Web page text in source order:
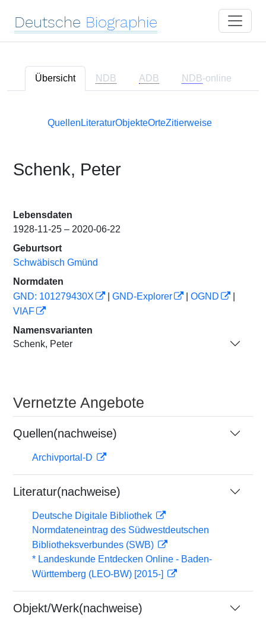
Deutsche Biographie
Übersicht NDB ADB NDB-online
Quellen LiteraturObjekteOrteZitierweise
Schenk, Peter
Lebensdaten
1928-11-25 – 2020-06-22
Geburtsort
Schwäbisch Gmünd
Normdaten
GND: 101279430X
GND-Explorer OGND
VIAF
Namensvarianten
Schenk, Peter
Vernetzte Angebote
Quellen(nachweise)
Archivportal-D
Literatur(nachweise)
Deutsche Digitale Bibliothek
Normdateneintrag des Südwestdeutschen
Bibliotheksverbundes (SWB)
* Landeskunde Entdecken Online - Baden-
Württemberg (LEO-BW) [2015-]
Objekt/Werk(nachweise)